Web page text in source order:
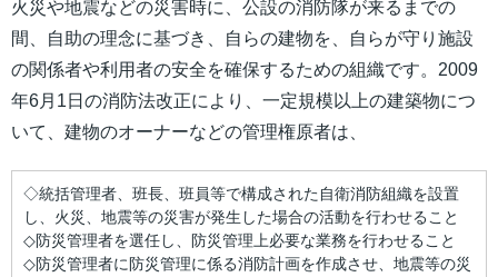
火災や地震などの災害時に、公設の消防隊が来るまでの
間、自助の理念に基づき、自らの建物を、自らが守り施設
の関係者や利用者の安全を確保するための組織です。2009
年6月1日の消防法改正により、一定規模以上の建築物につ
いて、建物のオーナーなどの管理権原者は、
◇統括管理者、班長、班員等で構成された自衛消防組織を設置
し、火災、地震等の災害が発生した場合の活動を行わせること
◇防災管理者を選任し、防災管理上必要な業務を行わせること
◇防災管理者に防災管理に係る消防計画を作成させ、地震等の災